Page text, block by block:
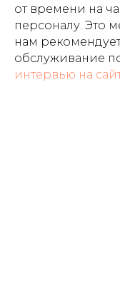
от времени на
персоналу. Это
нам
обслуживание
интервью на